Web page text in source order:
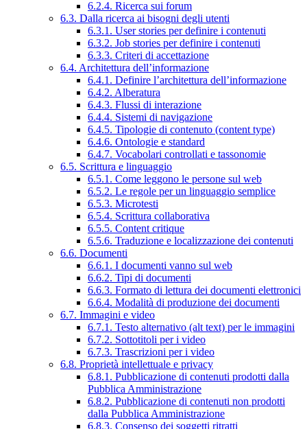
6.2.4. Ricerca sui forum
6.3. Dalla ricerca ai bisogni degli utenti
6.3.1. User stories per definire i contenuti
6.3.2. Job stories per definire i contenuti
6.3.3. Criteri di accettazione
6.4. Architettura dell’informazione
6.4.1. Definire l’architettura dell’informazione
6.4.2. Alberatura
6.4.3. Flussi di interazione
6.4.4. Sistemi di navigazione
6.4.5. Tipologie di contenuto (content type)
6.4.6. Ontologie e standard
6.4.7. Vocabolari controllati e tassonomie
6.5. Scrittura e linguaggio
6.5.1. Come leggono le persone sul web
6.5.2. Le regole per un linguaggio semplice
6.5.3. Microtesti
6.5.4. Scrittura collaborativa
6.5.5. Content critique
6.5.6. Traduzione e localizzazione dei contenuti
6.6. Documenti
6.6.1. I documenti vanno sul web
6.6.2. Tipi di documenti
6.6.3. Formato di lettura dei documenti elettronici
6.6.4. Modalità di produzione dei documenti
6.7. Immagini e video
6.7.1. Testo alternativo (alt text) per le immagini
6.7.2. Sottotitoli per i video
6.7.3. Trascrizioni per i video
6.8. Proprietà intellettuale e privacy
6.8.1. Pubblicazione di contenuti prodotti dalla
Pubblica Amministrazione
6.8.2. Pubblicazione di contenuti non prodotti
dalla Pubblica Amministrazione
6.8.3. Consenso dei soggetti ritratti